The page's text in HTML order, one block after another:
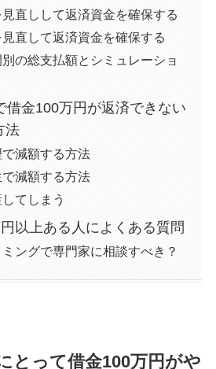
直しして返済資金を確保する
直して返済資金を確保する
の総支払額とシミュレーショ
借金100万円が返済できない
法
減額する方法
減額する方法
てしまう
以上ある人によくある質問
ングで専門家に相談すべき？
とって借金100万円がや